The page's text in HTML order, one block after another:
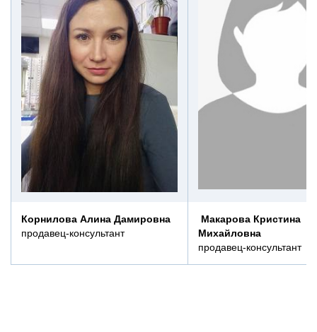
Корнилова Алина Дамировна
продавец-консультант
Макарова Кристина
Михайловна
продавец-консультант